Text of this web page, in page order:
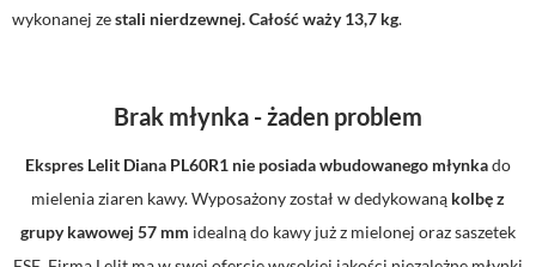
wykonanej zestali nierdzewnej. Całość waży 13,7 kg.
Brak młynka - żaden problem
Ekspres Lelit Diana PL60R1 nie posiada wbudowanego młynkado
mielenia ziaren kawy. Wyposażony został w dedykowaną kolbę z
grupy kawowej 57 mm idealną do kawy już z mielonej oraz saszetek